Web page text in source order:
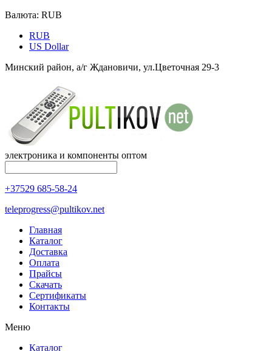
Валюта: RUB
RUB
US Dollar
Минский район, а/г Ждановичи, ул.Цветочная 29-3
электроника и компоненты оптом
+37529 685-58-24
teleprogress@pultikov.net
Главная
Каталог
Доставка
Оплата
Прайсы
Cкачать
Сертификаты
Контакты
Меню
Каталог